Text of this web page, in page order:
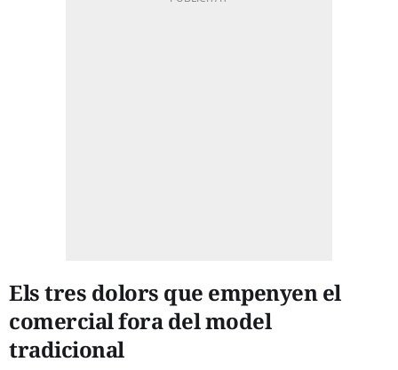
Els tres dolors que empenyen el
comercial fora del model
tradicional